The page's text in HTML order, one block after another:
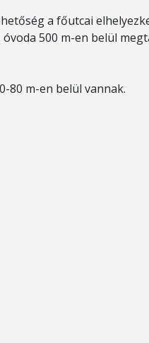
a főutcai
500 m-en belül
80 m-en belül vannak.